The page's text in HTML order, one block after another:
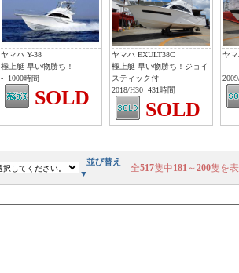
ヤマハ Y-38
極上艇 早い物勝ち！
-
1000時間
SOLD
ヤマハ EXULT38C
極上艇 早い物勝ち！ジョイ
スティック付
2018/H30 431時間
SOLD
ヤマ
並び替え
▼
全517隻中181～200隻を